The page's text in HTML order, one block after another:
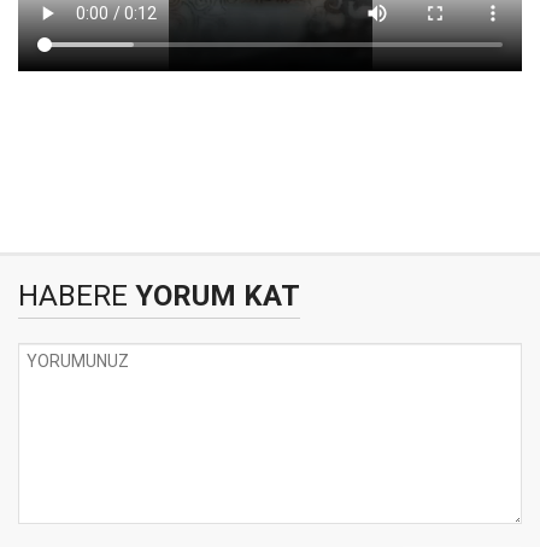
HABERE YORUM KAT